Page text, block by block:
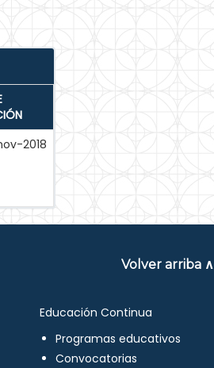
2018
Volver arriba ∧
Educación Continua
Programas educativos
Convocatorias